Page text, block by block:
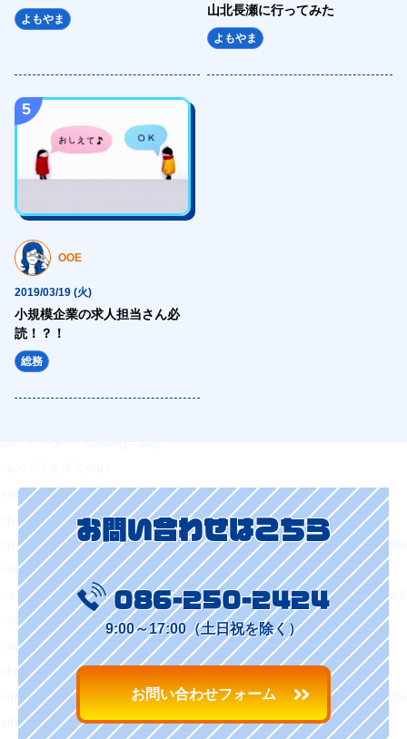
よもやま
山北長瀬に行ってみた
よもやま
5
OOE
2019/03/19 (火)
小規模企業の求人担当さん必
読！？！
総務
お問い合わせはこちら
086-250-2424
9:00～17:00（土日祝を除く）
お問い合わせフォーム
日々執筆中！
<span class="fz72 ffLo blue1 sfz32">日々お役立ち情報</span>
</div>
<div class="topBlog-body">
<section class="topBlog-box Line1">
<div class="topBlog-group1">
<div class="topBlog-item1">
<figure>
<img src="https://hajimecreate.com/wp-content/uploads/2021/09/
alt="絵画ってどうみるの？ -西洋絵画編-" loading="lazy">
</figure>
<div class="topBlog-item1__content">
</div>
<p class="fz18 mt12 blue1 fw6">2021/09/16 (木)</p>
<p class="fz18 mt8 fw6 lh15 sfz16">絵画ってどうみるの？ -西洋絵画
</div>
<a href="https://hajimecreate.com/labo/
</div>
<div class="topBlog-item1">
<figure>
<img src="https://hajimecreate.com/wp-content/uploads/2021/07/
alt="もしお客様が聴覚障がい者だったら？" loading="lazy">